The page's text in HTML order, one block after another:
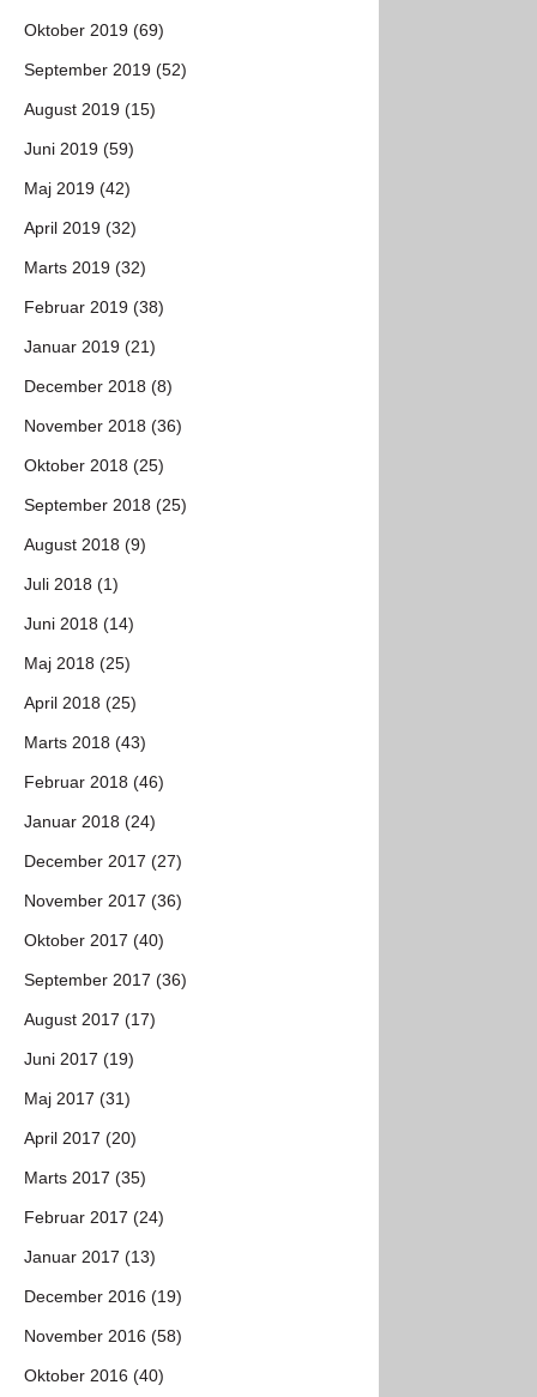
Oktober 2019 (69)
September 2019 (52)
August 2019 (15)
Juni 2019 (59)
Maj 2019 (42)
April 2019 (32)
Marts 2019 (32)
Februar 2019 (38)
Januar 2019 (21)
December 2018 (8)
November 2018 (36)
Oktober 2018 (25)
September 2018 (25)
August 2018 (9)
Juli 2018 (1)
Juni 2018 (14)
Maj 2018 (25)
April 2018 (25)
Marts 2018 (43)
Februar 2018 (46)
Januar 2018 (24)
December 2017 (27)
November 2017 (36)
Oktober 2017 (40)
September 2017 (36)
August 2017 (17)
Juni 2017 (19)
Maj 2017 (31)
April 2017 (20)
Marts 2017 (35)
Februar 2017 (24)
Januar 2017 (13)
December 2016 (19)
November 2016 (58)
Oktober 2016 (40)